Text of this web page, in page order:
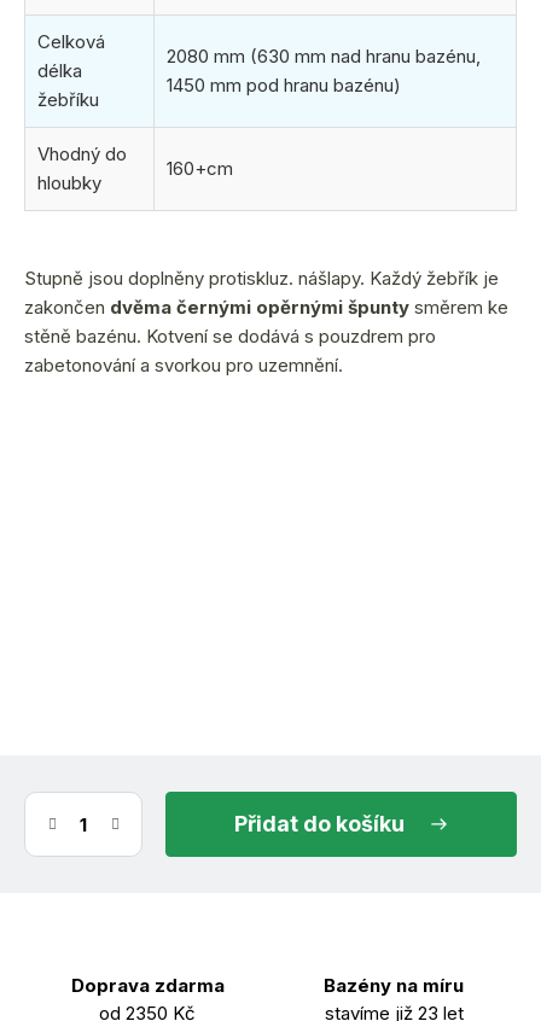
Celková
délka
žebříku
2080 mm (630 mm nad hranu bazénu,
1450 mm pod hranu bazénu)
Vhodný do
hloubky
160+cm
Stupně jsou doplněny protiskluz. nášlapy. Každý žebřík je
zakončen dvěma černými opěrnými špunty směrem ke
stěně bazénu. Kotvení se dodává s pouzdrem pro
zabetonování a svorkou pro uzemnění.
do košíku
Doprava zdarma
od 2350 Kč
Bazény na míru
stavíme již 23 let